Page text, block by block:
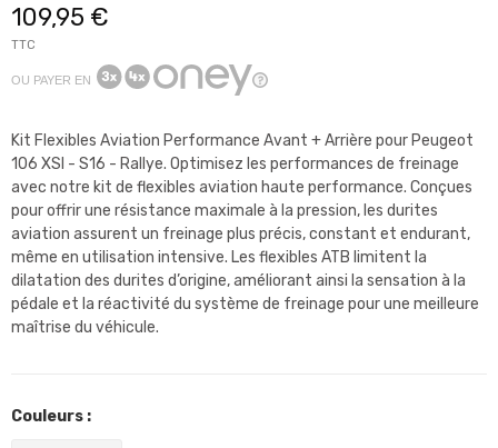
109,95 €
TTC
OU PAYER EN
Kit Flexibles Aviation Performance Avant + Arrière pour Peugeot
106 XSI - S16 - Rallye. Optimisez les performances de freinage
avec notre kit de flexibles aviation haute performance. Conçues
pour offrir une résistance maximale à la pression, les durites
aviation assurent un freinage plus précis, constant et endurant,
même en utilisation intensive. Les flexibles ATB limitent la
dilatation des durites d’origine, améliorant ainsi la sensation à la
pédale et la réactivité du système de freinage pour une meilleure
maîtrise du véhicule.
Couleurs :